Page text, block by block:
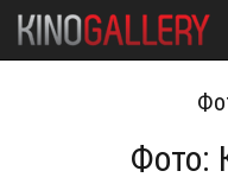
Фото: